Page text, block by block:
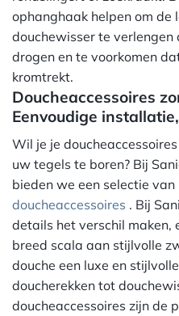
ophanghaak helpen om de
douchewisser te
drogen en te voorkomen
kromtrekt.
Doucheaccessoires
Eenvoudige
Wil je je
uw tegels te boren? Bij
bieden we een selectie
doucheaccessoires . Bij
details het verschil maken,
breed scala aan stijlvolle
douche een luxe en
doucherekken tot
doucheaccessoires zijn de